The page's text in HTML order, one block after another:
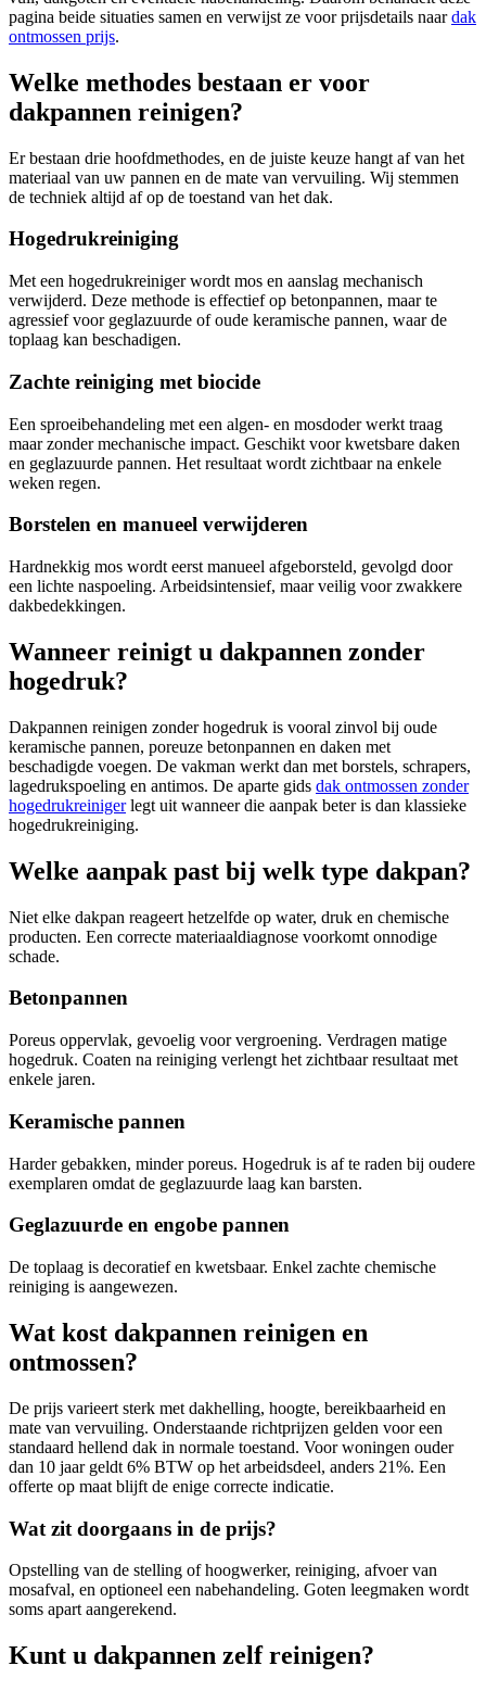
pagina beide situaties samen en verwijst ze voor prijsdetails naardak
ontmossen prijs.
Welke methodes bestaan er voor
dakpannen reinigen?
Er bestaan drie hoofdmethodes, en de juiste keuze hangt af van het
materiaal van uw pannen en de mate van vervuiling. Wij stemmen
de techniek altijd af op de toestand van het dak.
Hogedrukreiniging
Met een hogedrukreiniger wordt mos en aanslag mechanisch
verwijderd. Deze methode is effectief op betonpannen, maar te
agressief voor geglazuurde of oude keramische pannen, waar de
toplaag kan beschadigen.
Zachte reiniging met biocide
Een sproeibehandeling met een algen- en mosdoder werkt traag
maar zonder mechanische impact. Geschikt voor kwetsbare daken
en geglazuurde pannen. Het resultaat wordt zichtbaar na enkele
weken regen.
Borstelen en manueel verwijderen
Hardnekkig mos wordt eerst manueel afgeborsteld, gevolgd door
een lichte naspoeling. Arbeidsintensief, maar veilig voor zwakkere
dakbedekkingen.
Wanneer reinigt u dakpannen zonder
hogedruk?
Dakpannen reinigen zonder hogedruk is vooral zinvol bij oude
keramische pannen, poreuze betonpannen en daken met
beschadigde voegen. De vakman werkt dan met borstels, schrapers,
lagedrukspoeling en antimos. De aparte gids dak ontmossen zonder
hogedrukreinigerlegt uit wanneer die aanpak beter is dan klassieke
hogedrukreiniging.
Welke aanpak past bij welk type dakpan?
Niet elke dakpan reageert hetzelfde op water, druk en chemische
producten. Een correcte materiaaldiagnose voorkomt onnodige
schade.
Betonpannen
Poreus oppervlak, gevoelig voor vergroening. Verdragen matige
hogedruk. Coaten na reiniging verlengt het zichtbaar resultaat met
enkele jaren.
Keramische pannen
Harder gebakken, minder poreus. Hogedruk is af te raden bij oudere
exemplaren omdat de geglazuurde laag kan barsten.
Geglazuurde en engobe pannen
De toplaag is decoratief en kwetsbaar. Enkel zachte chemische
reiniging is aangewezen.
Wat kost dakpannen reinigen en
ontmossen?
De prijs varieert sterk met dakhelling, hoogte, bereikbaarheid en
mate van vervuiling. Onderstaande richtprijzen gelden voor een
standaard hellend dak in normale toestand. Voor woningen ouder
dan 10 jaar geldt 6% BTW op het arbeidsdeel, anders 21%. Een
offerte op maat blijft de enige correcte indicatie.
Wat zit doorgaans in de prijs?
Opstelling van de stelling of hoogwerker, reiniging, afvoer van
mosafval, en optioneel een nabehandeling. Goten leegmaken wordt
soms apart aangerekend.
Kunt u dakpannen zelf reinigen?